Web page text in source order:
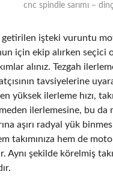
cnc spindle sarımı –
getirilen işteki vuruntu
için ekip alırken seçici
alınız. Tezgah ilerleme
tavsiyelerine
yüksek ilerleme hızı,
ilerlemesine, bu da
aşırı radyal yük
takımınıza hem de
Aynı şekilde körelmiş